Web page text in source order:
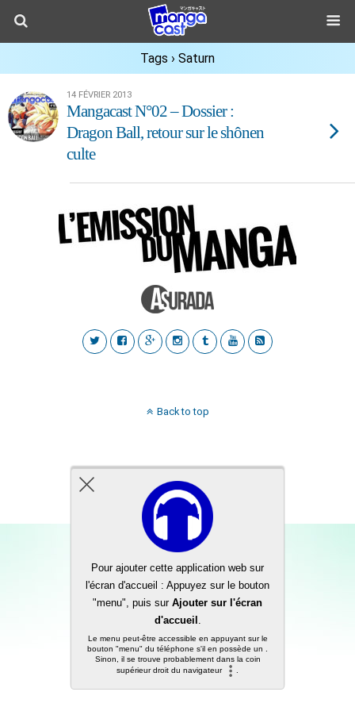
Tags › Saturn
14 FÉVRIER 2013
Mangacast N°02 – Dossier :
Dragon Ball, retour sur le shônen
culte
Back to top